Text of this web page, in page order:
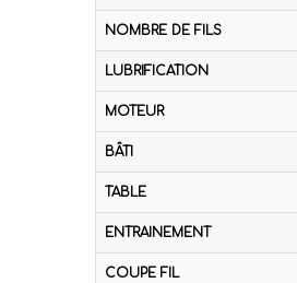
NOMBRE DE FILS
LUBRIFICATION
MOTEUR
BÂTI
TABLE
ENTRAINEMENT
COUPE FIL